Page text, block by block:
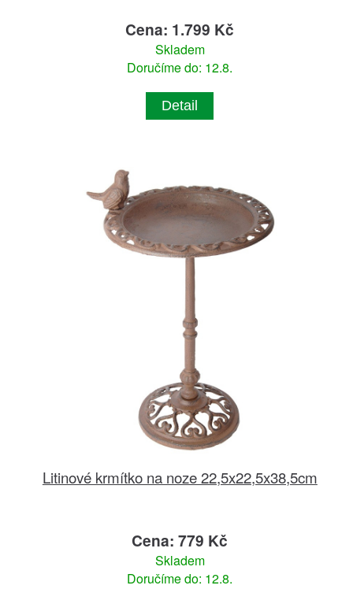
Cena: 1.799 Kč
Skladem
Doručíme do: 12.8.
Detail
Litinové krmítko na noze 22,5x22,5x38,5cm
Cena: 779 Kč
Skladem
Doručíme do: 12.8.